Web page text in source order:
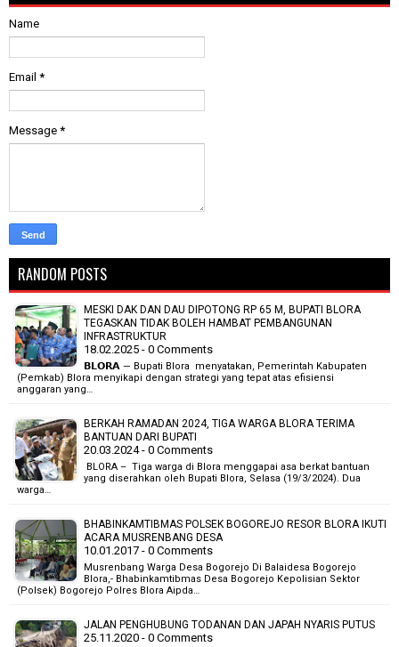
Name
Email *
Message *
RANDOM POSTS
MESKI DAK DAN DAU DIPOTONG RP 65 M, BUPATI BLORA
TEGASKAN TIDAK BOLEH HAMBAT PEMBANGUNAN
INFRASTRUKTUR
18.02.2025 - 0 Comments
𝗕𝗟𝗢𝗥𝗔 — Bupati Blora menyatakan, Pemerintah Kabupaten
(Pemkab) Blora menyikapi dengan strategi yang tepat atas efisiensi
anggaran yang…
BERKAH RAMADAN 2024, TIGA WARGA BLORA TERIMA
BANTUAN DARI BUPATI
20.03.2024 - 0 Comments
BLORA – Tiga warga di Blora menggapai asa berkat bantuan
yang diserahkan oleh Bupati Blora, Selasa (19/3/2024). Dua
warga…
BHABINKAMTIBMAS POLSEK BOGOREJO RESOR BLORA IKUTI
ACARA MUSRENBANG DESA
10.01.2017 - 0 Comments
Musrenbang Warga Desa Bogorejo Di Balaidesa Bogorejo
Blora,- Bhabinkamtibmas Desa Bogorejo Kepolisian Sektor
(Polsek) Bogorejo Polres Blora Aipda…
JALAN PENGHUBUNG TODANAN DAN JAPAH NYARIS PUTUS
25.11.2020 - 0 Comments